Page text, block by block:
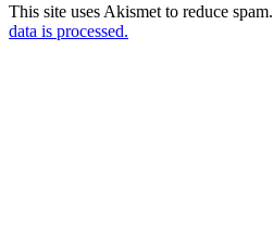
This site uses Akismet to reduce spam.
data is processed.